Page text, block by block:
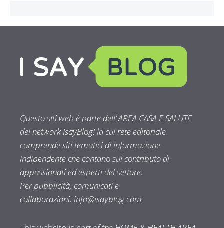
Questo siti web è parte dell’ AREA CASA E SALUTE
del network IsayBlog! la cui rete editoriale
comprende siti tematici di informazione
indipendente che contano sul contributo di
appassionati ed esperti del settore.
Per pubblicità, comunicati e
collaborazioni:info@isayblog.com